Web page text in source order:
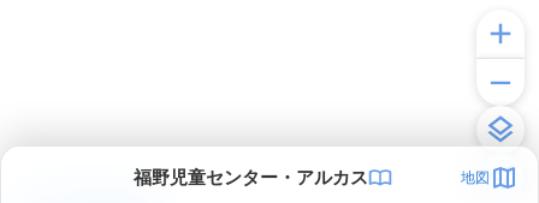
福野児童センター・アルカス 地図